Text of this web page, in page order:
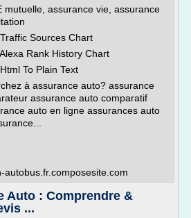
mutuelle, assurance vie, assurance
Sources Chart
Rank History Chart
To Plain Text
à assurance auto? assurance
assurance auto comparatif
auto en ligne assurances auto
autobus.fr.composesite.com
Auto : Comprendre &
...